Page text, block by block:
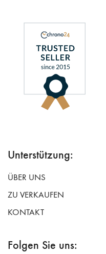
Unterstützung:
ÜBER UNS
ZU VERKAUFEN
KONTAKT
Folgen Sie uns: